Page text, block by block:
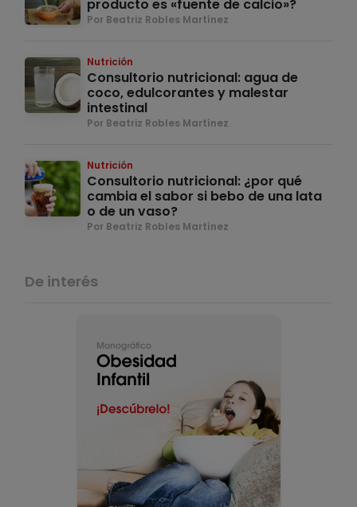
producto es «fuente de calcio»?
Por Beatriz Robles Martínez
Nutrición
Consultorio nutricional: agua de
coco, edulcorantes y malestar
intestinal
Por Beatriz Robles Martínez
Nutrición
Consultorio nutricional: ¿por qué
cambia el sabor si bebo de una lata
o de un vaso?
Por Beatriz Robles Martínez
De interés